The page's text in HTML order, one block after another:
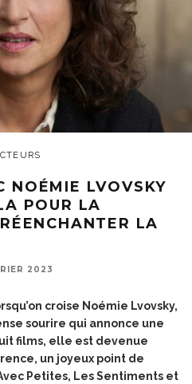
NOÉMIE LVOVSKY
POUR LA
LA
2023
croise Noémie Lvovsky,
sourire qui annonce une
films, elle est devenue
un joyeux point de
Petites, Les Sentiments et